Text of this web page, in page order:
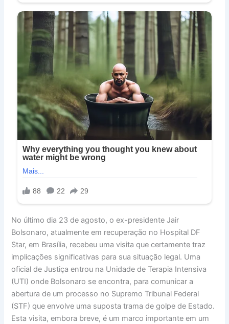
No último dia 23 de agosto, o ex-presidente Jair
Bolsonaro, atualmente em recuperação no Hospital DF
Star, em Brasília, recebeu uma visita que certamente traz
implicações significativas para sua situação legal. Uma
oficial de Justiça entrou na Unidade de Terapia Intensiva
(UTI) onde Bolsonaro se encontra, para comunicar a
abertura de um processo no Supremo Tribunal Federal
(STF) que envolve uma suposta trama de golpe de Estado.
Esta visita, embora breve, é um marco importante em um